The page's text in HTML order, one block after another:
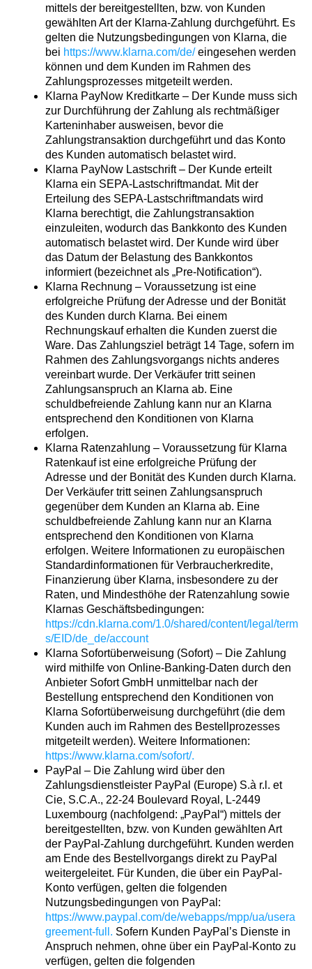
mittels der bereitgestellten, bzw. von Kunden
gewählten Art der Klarna-Zahlung durchgeführt. Es
gelten die Nutzungsbedingungen von Klarna, die
bei https://www.klarna.com/de/eingesehen werden
können und dem Kunden im Rahmen des
Zahlungsprozesses mitgeteilt werden.
Klarna PayNow Kreditkarte – Der Kunde muss sich
zur Durchführung der Zahlung als rechtmäßiger
Karteninhaber ausweisen, bevor die
Zahlungstransaktion durchgeführt und das Konto
des Kunden automatisch belastet wird.
Klarna PayNow Lastschrift – Der Kunde erteilt
Klarna ein SEPA-Lastschriftmandat. Mit der
Erteilung des SEPA-Lastschriftmandats wird
Klarna berechtigt, die Zahlungstransaktion
einzuleiten, wodurch das Bankkonto des Kunden
automatisch belastet wird. Der Kunde wird über
das Datum der Belastung des Bankkontos
informiert (bezeichnet als „Pre-Notification“).
Klarna Rechnung – Voraussetzung ist eine
erfolgreiche Prüfung der Adresse und der Bonität
des Kunden durch Klarna. Bei einem
Rechnungskauf erhalten die Kunden zuerst die
Ware. Das Zahlungsziel beträgt 14 Tage, sofern im
Rahmen des Zahlungsvorgangs nichts anderes
vereinbart wurde. Der Verkäufer tritt seinen
Zahlungsanspruch an Klarna ab. Eine
schuldbefreiende Zahlung kann nur an Klarna
entsprechend den Konditionen von Klarna
erfolgen.
Klarna Ratenzahlung – Voraussetzung für Klarna
Ratenkauf ist eine erfolgreiche Prüfung der
Adresse und der Bonität des Kunden durch Klarna.
Der Verkäufer tritt seinen Zahlungsanspruch
gegenüber dem Kunden an Klarna ab. Eine
schuldbefreiende Zahlung kann nur an Klarna
entsprechend den Konditionen von Klarna
erfolgen. Weitere Informationen zu europäischen
Standardinformationen für Verbraucherkredite,
Finanzierung über Klarna, insbesondere zu der
Raten, und Mindesthöhe der Ratenzahlung sowie
Klarnas Geschäftsbedingungen:
https://cdn.klarna.com/1.0/shared/content/legal/term
s/EID/de_de/account
Klarna Sofortüberweisung (Sofort) – Die Zahlung
wird mithilfe von Online-Banking-Daten durch den
Anbieter Sofort GmbH unmittelbar nach der
Bestellung entsprechend den Konditionen von
Klarna Sofortüberweisung durchgeführt (die dem
Kunden auch im Rahmen des Bestellprozesses
mitgeteilt werden). Weitere Informationen:
https://www.klarna.com/sofort/.
PayPal – Die Zahlung wird über den
Zahlungsdienstleister PayPal (Europe) S.à r.l. et
Cie, S.C.A., 22-24 Boulevard Royal, L-2449
Luxembourg (nachfolgend: „PayPal“) mittels der
bereitgestellten, bzw. von Kunden gewählten Art
der PayPal-Zahlung durchgeführt. Kunden werden
am Ende des Bestellvorgangs direkt zu PayPal
weitergeleitet. Für Kunden, die über ein PayPal-
Konto verfügen, gelten die folgenden
Nutzungsbedingungen von PayPal:
https://www.paypal.com/de/webapps/mpp/ua/usera
greement-full . Sofern Kunden PayPal’s Dienste in
Anspruch nehmen, ohne über ein PayPal-Konto zu
verfügen, gelten die folgenden